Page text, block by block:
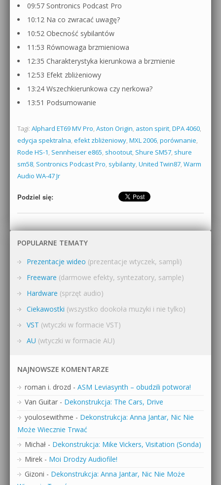
09:57 Sontronics Podcast Pro
10:12 Na co zwracać uwagę?
10:52 Obecność sybilantów
11:53 Równowaga brzmieniowa
12:35 Charakterystyka kierunkowa a brzmienie
12:53 Efekt zbliżeniowy
13:24 Wszechkierunkowa czy nerkowa?
13:51 Podsumowanie
Tagi: Alphard ET69 MV Pro, Aston Origin, aston spirit, DPA 4060,
edycja spektralna, efekt zbliżeniowy, MXL 2006, porównanie,
Rode HS-1, Sennheiser e865, shootout, Shure SM57, shure
sm58, Sontronics Podcast Pro, sybilanty, United Twin87, Warm
Audio WA-47 Jr
Podziel się:
POPULARNE TEMATY
Prezentacje wideo (prezentacje wtyczek, sampli)
Freeware (darmowe efekty, syntezatory, sample)
Hardware (sprzęt audio)
Ciekawostki (wszystko dookoła muzyki i nie tylko)
VST (wtyczki w formacie VST)
AU (wtyczki w formacie AU)
NAJNOWSZE KOMENTARZE
roman i. drozd - ASM Leviasynth – obudzili potwora!
Van Guitar - Dekonstrukcja: The Cars, Drive
youlosewithme - Dekonstrukcja: Anna Jantar, Nic Nie
Może Wiecznie Trwać
Michał - Dekonstrukcja: Mike Vickers, Visitation (Sonda)
Mirek - Moi Drodzy Audiofile!
Gizoni - Dekonstrukcja: Anna Jantar, Nic Nie Może